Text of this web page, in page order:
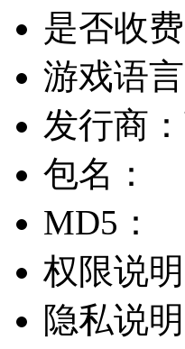
是否收费
游戏语言
发行商：
包名：
MD5：
权限说明
隐私说明